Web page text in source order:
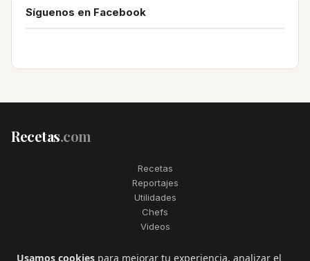
Síguenos en Facebook
Recetas.com
Recetas
Reportajes
Utilidades
Chefs
Videos
2006–2026. Todos los derechos reservados. Recetas.com es una
Usamos cookies para mejorar tu experiencia, analizar el